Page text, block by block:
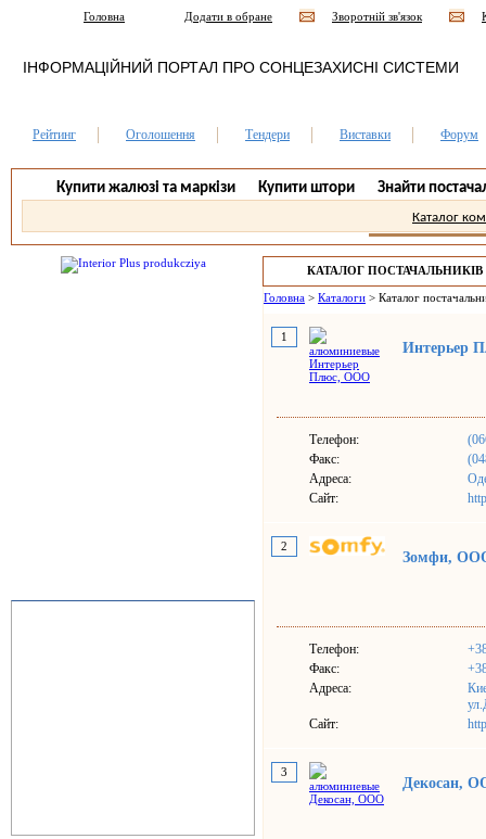
Головна Додати в обране Зворотній зв'язок
ІНФОРМАЦІЙНИЙ ПОРТАЛ ПРО СОНЦЕЗАХИСНІ СИСТЕМИ
Рейтинг Оголошення Тендери Виставки Форум
Купити жалюзі та маркізи Купити штори Знайти
Каталог
КАТАЛОГ ПОСТАЧАЛЬНИКІВ
Головна > Каталоги > Каталог
1
Интерьер
Телефон:
Факс:
Адреса:
Сайт:
2
Зомфи,
Телефон:
Факс:
Адреса:
Сайт:
3
Декосан,